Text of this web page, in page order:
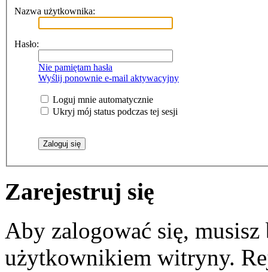
Nazwa użytkownika:
Hasło:
Nie pamiętam hasła
Wyślij ponownie e-mail aktywacyjny
Loguj mnie automatycznie
Ukryj mój status podczas tej sesji
Zarejestruj się
Aby zalogować się,
użytkownikiem witryny.